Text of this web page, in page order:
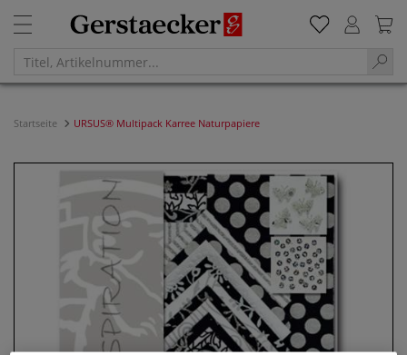
Startseite URSUS® Multipack Karree Naturpapiere